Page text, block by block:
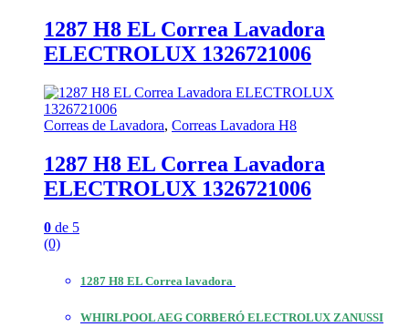
1287 H8 EL Correa Lavadora
ELECTROLUX 1326721006
Correas de Lavadora, Correas Lavadora H8
1287 H8 EL Correa Lavadora
ELECTROLUX 1326721006
0 de 5
(0)
1287 H8 EL Correa lavadora
WHIRLPOOL AEG CORBERÓ ELECTROLUX ZANUSSI